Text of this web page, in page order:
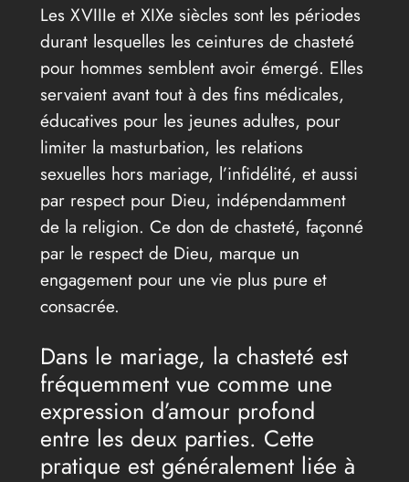
Les XVIIIe et XIXe siècles sont les périodes
durant lesquelles les ceintures de chasteté
pour hommes semblent avoir émergé. Elles
servaient avant tout à des fins médicales,
éducatives pour les jeunes adultes, pour
limiter la masturbation, les relations
sexuelles hors mariage, l’infidélité, et aussi
par respect pour Dieu, indépendamment
de la religion. Ce don de chasteté, façonné
par le respect de Dieu, marque un
engagement pour une vie plus pure et
consacrée.
Dans le mariage, la chasteté est
fréquemment vue comme une
expression d’amour profond
entre les deux parties. Cette
pratique est généralement liée à